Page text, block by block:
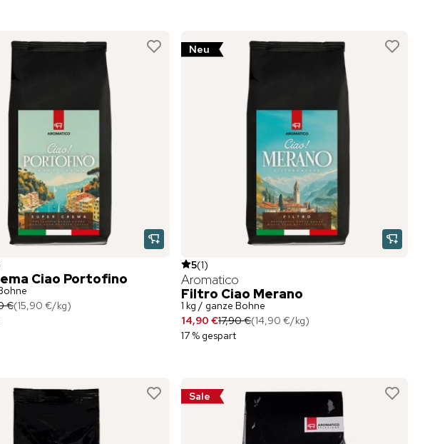
Ciao Portofino
€(15,90 €/kg)
Neu
5(1)
Aromatico
Filtro Ciao Merano
1 kg / ganze Bohne
14,90 €17,90 €(14,90 €/kg)
17 % gespart
Sale